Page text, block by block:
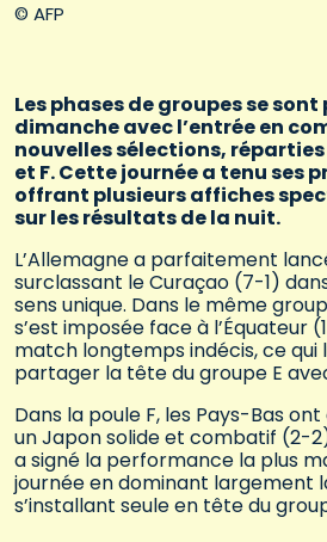
© AFP
Les phases de groupes se
dimanche avec l’entrée en
nouvelles sélections, réparties
et F. Cette journée a tenu ses
offrant plusieurs affiches
sur les résultats de la nuit.
L’Allemagne a parfaitement
surclassant le Curaçao (7-1)
sens unique. Dans le même
s’est imposée face à l’Équateur
match longtemps indécis, ce qui
partager la tête du groupe E
Dans la poule F, les Pays-Bas
un Japon solide et combatif (2-
a signé la performance la plus
journée en dominant largement
s’installant seule en tête du